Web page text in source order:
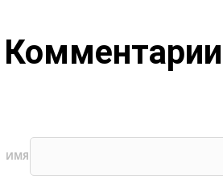
ИМЯ